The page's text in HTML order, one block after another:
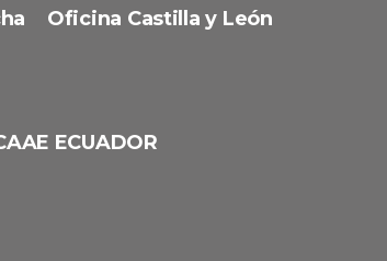
Oficina Castilla y León
ECUADOR